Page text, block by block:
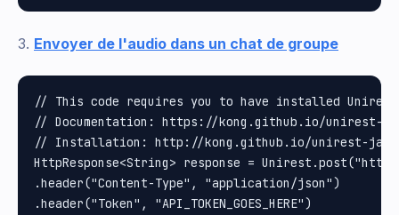
3. Envoyer de l'audio dans un chat de groupe
// This code requires you to have installed Unirest
// Documentation: https://kong.github.io/unirest-
// Installation: http://kong.github.io/unirest-
HttpResponse<String> response =
.header("Content-Type", "application/json")
.header("Token", "API_TOKEN_GOES_HERE")